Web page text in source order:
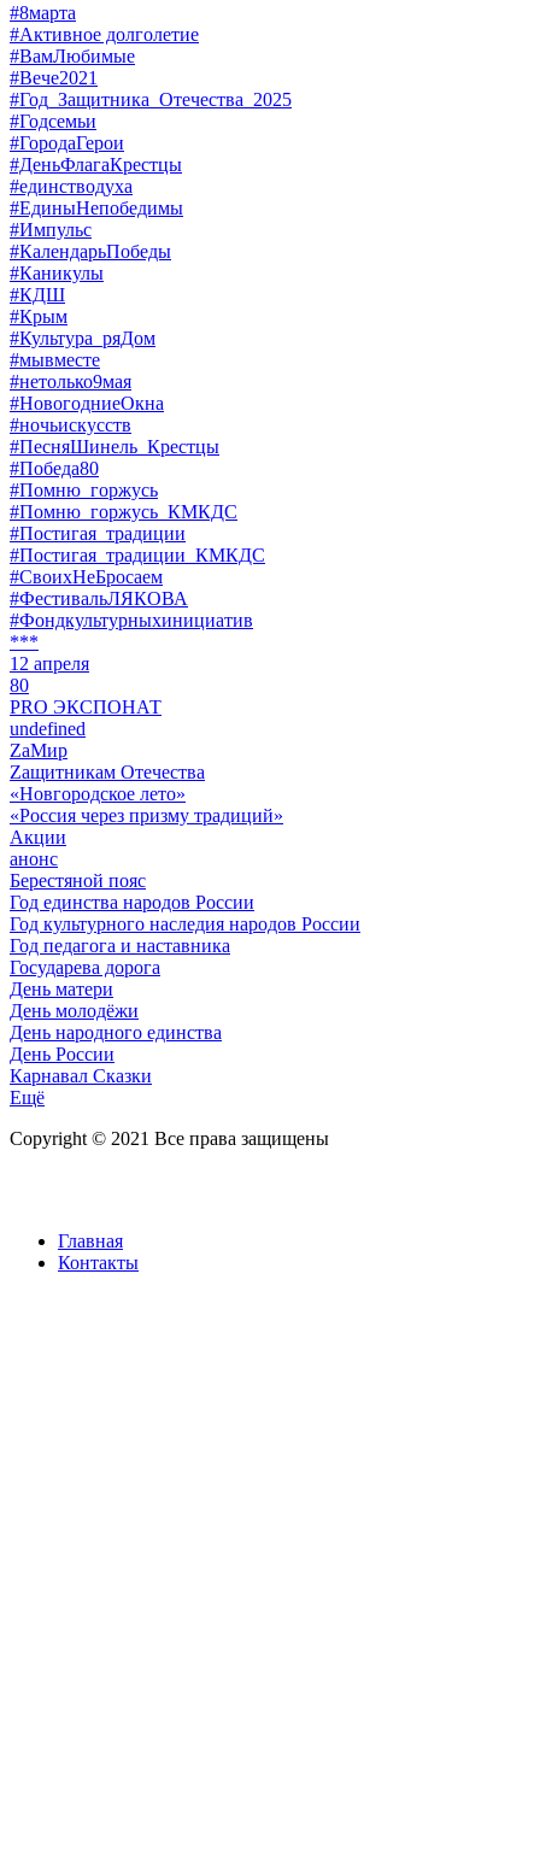
#8марта
#Активное долголетие
#ВамЛюбимые
#Вече2021
#Год_Защитника_Отечества_2025
#Годсемьи
#ГородаГерои
#ДеньФлагаКрестцы
#единстводуха
#ЕдиныНепобедимы
#Импульс
#КалендарьПобеды
#Каникулы
#КДШ
#Крым
#Культура_ряДом
#мывместе
#нетолько9мая
#НовогодниеОкна
#ночьискусств
#ПесняШинель_Крестцы
#Победа80
#Помню_горжусь
#Помню_горжусь_КМКДС
#Постигая_традиции
#Постигая_традиции_КМКДС
#СвоихНеБросаем
#ФестивальЛЯКОВА
#Фондкультурныхинициатив
***
12 апреля
80
PRO ЭКСПОНАТ
undefined
ZaМир
Zащитникам Отечества
«Новгородское лето»
«Россия через призму традиций»
Акции
анонс
Берестяной пояс
Год единства народов России
Год культурного наследия народов России
Год педагога и наставника
Государева дорога
День матери
День молодёжи
День народного единства
День России
Карнавал Сказки
Ещё
Copyright © 2021 Все права защищены
Главная
Контакты